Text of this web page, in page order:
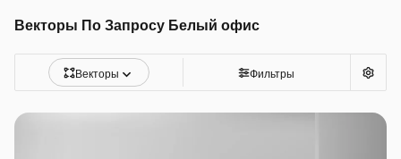
Векторы По Запросу Белый офис
Векторы Фильтры